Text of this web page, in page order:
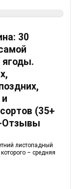
30
ягоды.
(35+
листопадный
– средняя